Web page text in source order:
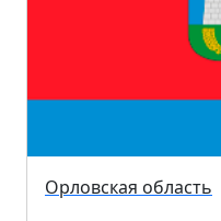
Орловская область